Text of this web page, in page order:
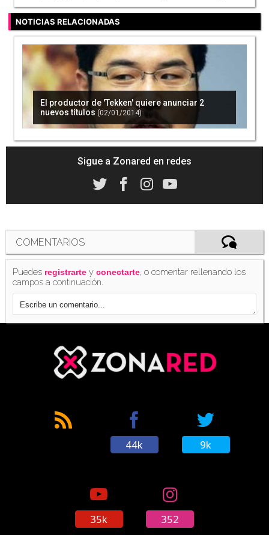
NOTICIAS RELACIONADAS
El productor de 'Tekken' quiere anunciar 2
nuevos títulos (02/01/2014)
Sigue a Zonared en redes
COMENTARIOS
Puedes registrarte yconectarte, o comentar rellenando los
campos a continuación.
44k 9k
35k 352